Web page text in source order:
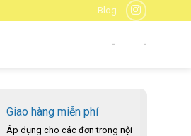
Blog
- -
Giao hàng miễn phí
Áp dụng cho các đơn trong nội